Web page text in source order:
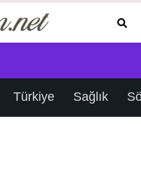
Türkiye Sağlık